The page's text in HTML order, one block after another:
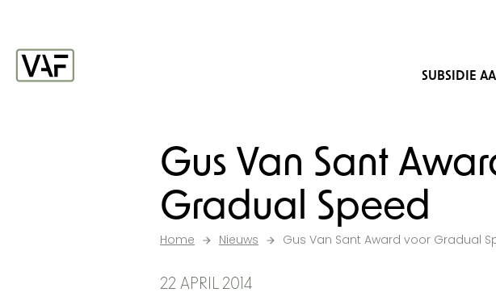
SUBSIDIE
Gus Van Sant
Gradual Speed
Home Nieuws Gus Van Sant Award voor Gradual
22 APRIL 2014